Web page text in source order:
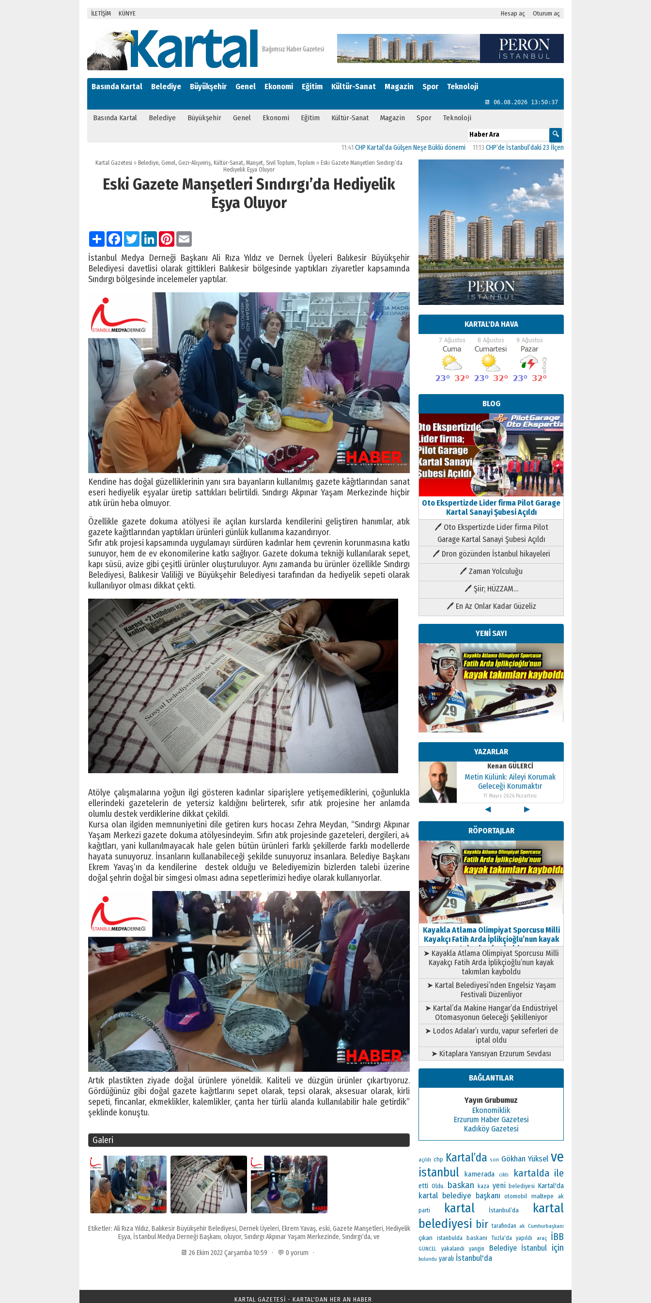
İLETİŞİM KÜNYE Hesap aç Oturum aç
Basında Kartal Belediye Büyükşehir Genel Ekonomi Eğitim Kültür-Sanat Magazin Spor Teknoloji
📆 06.08.2026 13:50:38
Basında Kartal Belediye Büyükşehir Genel Ekonomi Eğitim Kültür-Sanat Magazin Spor Teknoloji
CHP Kartal’da Gülşen Neşe Büklü dönemi 11:13CHP’de İstanbul’daki 23 İlçenin Başkanları Belli Oldu
Kartal Gazetesi » Belediye, Genel, Gezi-Alışveriş, Kültür-Sanat, Manşet, Sivil Toplum,Toplum » Eski Gazete Manşetleri Sındırgı’da
Hediyelik Eşya Oluyor
Eski Gazete Manşetleri Sındırgı’da Hediyelik
Eşya Oluyor
PaylaşFacebook
TwitterLinkedInPinterest
İstanbul Medya Derneği Başkanı Ali Rıza Yıldız ve Dernek Üyeleri Balıkesir Büyükşehir
Belediyesi davetlisi olarak gittikleri Balıkesir bölgesinde yaptıkları ziyaretler kapsamında
Sındırgı bölgesinde incelemeler yaptılar.
Kendine has doğal güzelliklerinin yanı sıra bayanların kullanılmış gazete kâğıtlarından sanat
eseri hediyelik eşyalar üretip sattıkları belirtildi. Sındırgı Akpınar Yaşam Merkezinde hiçbir
atık ürün heba olmuyor.
Özellikle gazete dokuma atölyesi ile açılan kurslarda kendilerini geliştiren hanımlar, atık
gazete kağıtlarından yaptıkları ürünleri günlük kullanıma kazandırıyor.
Sıfır atık projesi kapsamında uygulamayı sürdüren kadınlar hem çevrenin korunmasına katkı
sunuyor, hem de ev ekonomilerine katkı sağlıyor. Gazete dokuma tekniği kullanılarak sepet,
kapı süsü, avize gibi çeşitli ürünler oluşturuluyor. Aynı zamanda bu ürünler özellikle Sındırgı
Belediyesi, Balıkesir Valiliği ve Büyükşehir Belediyesi tarafından da hediyelik sepeti olarak
kullanılıyor olması dikkat çekti.
Atölye çalışmalarına yoğun ilgi gösteren kadınlar siparişlere yetişemediklerini, çoğunlukla
ellerindeki gazetelerin de yetersiz kaldığını belirterek, sıfır atık projesine her anlamda
olumlu destek verdiklerine dikkat çekildi.
Kursa olan ilgiden memnuniyetini dile getiren kurs hocası Zehra Meydan, “Sındırgı Akpınar
Yaşam Merkezi gazete dokuma atölyesindeyim. Sıfırı atık projesinde gazeteleri, dergileri, a4
kağıtları, yani kullanılmayacak hale gelen bütün ürünleri farklı şekillerde farklı modellerde
hayata sunuyoruz. İnsanların kullanabileceği şekilde sunuyoruz insanlara. Belediye Başkanı
Ekrem Yavaş’ın da kendilerine destek olduğu ve Belediyemizin bizlerden talebi üzerine
doğal şehrin doğal bir simgesi olması adına sepetlerimizi hediye olarak kullanıyorlar.
Artık plastikten ziyade doğal ürünlere yöneldik. Kaliteli ve düzgün ürünler çıkartıyoruz.
Gördüğünüz gibi doğal gazete kağıtlarını sepet olarak, tepsi olarak, aksesuar olarak, kirli
sepeti, fincanlar, ekmeklikler, kalemlikler, çanta her türlü alanda kullanılabilir hale getirdik”
şeklinde konuştu.
Galeri
Etiketler: Ali Rıza Yıldız, Balıkesir Büyükşehir Belediyesi, Dernek Üyeleri, Ekrem Yavaş, eski, Gazete Manşetleri, Hediyelik
Eşya, İstanbul Medya Derneği Başkanı, oluyor, Sındırgı Akpınar Yaşam Merkezinde, Sındırgı’da, ve
📆 26 Ekim 2022 Çarşamba 10:59 · 💬 0 yorum ·
KARTAL'DA HAVA
BLOG
Oto Ekspertizde Lider firma Pilot Garage
Kartal Sanayi Şubesi Açıldı
🖊 Oto Ekspertizde Lider firma Pilot
Garage Kartal Sanayi Şubesi Açıldı
🖊 Dron gözünden İstanbul hikayeleri
🖊 Zaman Yolculuğu
🖊 Şiir; HÜZZAM…
🖊 En Az Onlar Kadar Güzeliz
YENİ SAYI
YAZARLAR
Kenan GÜLERCİ
Metin Külünk: Aileyi Korumak
Geleceği Korumaktır
11 Mayıs 2026 Pazartesi
Kenan GÜLERCİ
Metin Külünk: Aileyi Korumak
Geleceği Korumaktır
11 Mayıs 2026 Pazartesi
Kenan GÜLERCİ
Metin Külünk: Aileyi Korumak
Geleceği Korumaktır
11 Mayıs 2026 Pazartesi
◀ ▶
RÖPORTAJLAR
Kayakla Atlama Olimpiyat Sporcusu Milli
Kayakçı Fatih Arda İplikçioğlu’nun kayak
takımları kayboldu
➤ Kayakla Atlama Olimpiyat Sporcusu Milli
Kayakçı Fatih Arda İplikçioğlu’nun kayak
takımları kayboldu
➤ Kartal Belediyesi’nden Engelsiz Yaşam
Festivali Düzenliyor
➤ Kartal’da Makine Hangar’da Endüstriyel
Otomasyonun Geleceği Şekilleniyor
➤ Lodos Adalar’ı vurdu, vapur seferleri de
iptal oldu
➤ Kitaplara Yansıyan Erzurum Sevdası
BAĞLANTILAR
Yayın Grubumuz
Ekonomiklik
Erzurum Haber Gazetesi
Kadıköy Gazetesi
açıldı chp Kartal’da son Gökhan Yüksel ve
istanbul kamerada cikti kartalda ile
etti Oldu. baskan kaza yeni belediyesi Kartal'da
kartal belediye başkanı otomobil maltepe
ak
parti
kartal İstanbul’da
kartal
belediyesi bir tarafından ak Cumhurbaşkanı
çıkan istanbulda baskani Tuzla'da yapıldı araç İBB
GÜNCEL yakalandı yangin Belediye İstanbul için
bulundu yaralı İstanbul'da
KARTAL GAZETESİ - KARTAL'DAN HER AN HABER